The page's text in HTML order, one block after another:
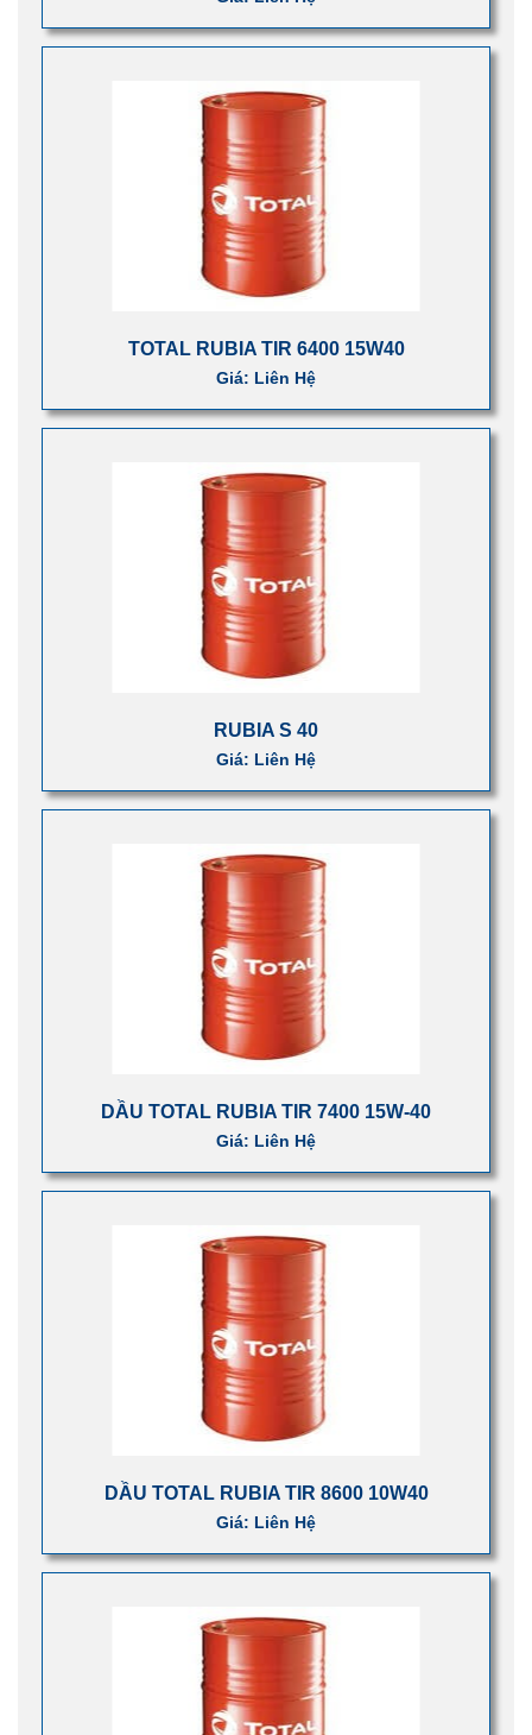
TOTAL RUBIA TIR 6400 15W40
Giá: Liên Hệ
RUBIA S 40
Giá: Liên Hệ
DẦU TOTAL RUBIA TIR 7400 15W-40
Giá: Liên Hệ
DẦU TOTAL RUBIA TIR 8600 10W40
Giá: Liên Hệ